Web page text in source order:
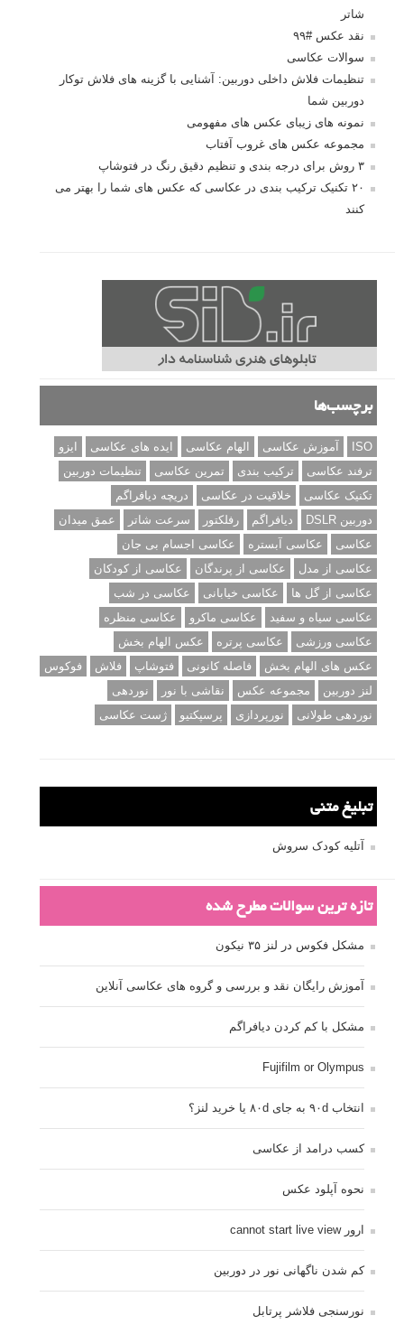
شاتر
نقد عکس #۹۹
سوالات عکاسی
تنظیمات فلاش داخلی دوربین: آشنایی با گزینه های فلاش توکار
دوربین شما
نمونه های زیبای عکس های مفهومی
مجموعه عکس های غروب آفتاب
۳ روش برای درجه بندی و تنظیم دقیق رنگ در فتوشاپ
۲۰ تکنیک ترکیب بندی در عکاسی که عکس های شما را بهتر می
کنند
برچسب‌ها
ISO آموزش عکاسی الهام عکاسی ایده های عکاسی
ایزو
ترفند عکاسی
ترکیب بندی تمرین عکاسی
تنظیمات دوربین
تکنیک عکاسی
خلاقیت در عکاسی
دریچه دیافراگم
دوربین DSLR
دیافراگم رفلکتور سرعت شاتر
عمق میدان
عکاسی
عکاسی آبستره
عکاسی اجسام بی جان
عکاسی از مدل
عکاسی از پرندگان
عکاسی از کودکان
عکاسی از گل ها
عکاسی خیابانی
عکاسی در شب
عکاسی سیاه و سفید
عکاسی ماکرو
عکاسی منظره
عکاسی ورزشی
عکاسی پرتره
عکس الهام بخش
عکس های الهام بخش
فاصله کانونی فتوشاپ فلاش
فوکوس
لنز دوربین
مجموعه عکس نقاشی با نور
نوردهی
نوردهی طولانی
نورپردازی پرسپکتیو ژست عکاسی
تبلیغ متنی
آتلیه کودک سروش
تازه ترین سوالات مطرح شده
مشکل فکوس در لنز ۳۵ نیکون
آموزش رایگان نقد و بررسی و گروه های عکاسی آنلاین
مشکل با کم کردن دیافراگم
Fujifilm or Olympus
انتخاب ۹۰d به جای ۸۰d یا خرید لنز؟
کسب درامد از عکاسی
نحوه آپلود عکس
ارور cannot start live view
کم شدن ناگهانی نور در دوربین
نورسنجی فلاشر پرتابل